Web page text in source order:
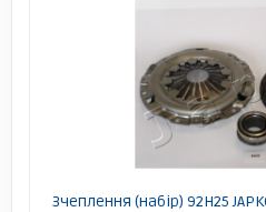
Зчеплення (набір) 92H25